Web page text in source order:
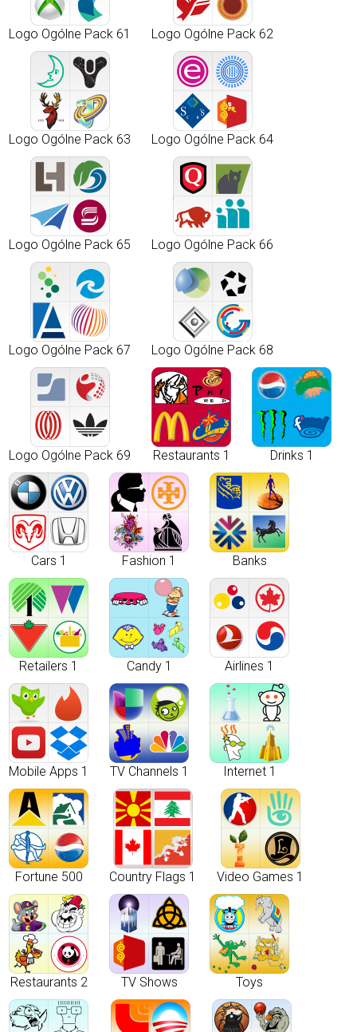
Logo Ogólne Pack 61 Logo Ogólne Pack 62
Logo Ogólne Pack 63 Logo Ogólne Pack 64
Logo Ogólne Pack 65 Logo Ogólne Pack 66
Logo Ogólne Pack 67 Logo Ogólne Pack 68
Logo Ogólne Pack 69 Restaurants 1 Drinks 1
Cars 1 Fashion 1 Banks
Retailers 1 Candy 1 Airlines 1
Mobile Apps 1 TV Channels 1 Internet 1
Fortune 500 Country Flags 1 Video Games 1
Restaurants 2 TV Shows Toys